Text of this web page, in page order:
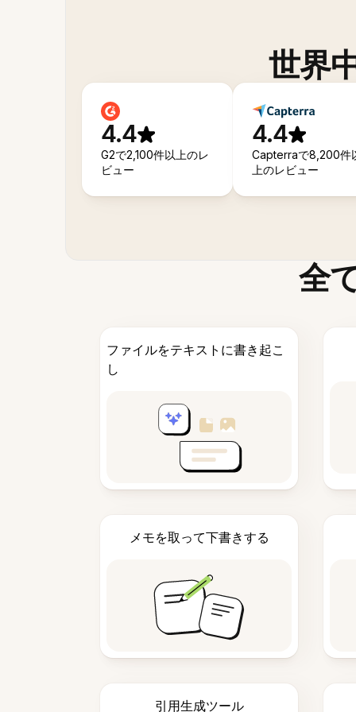
世界
4.4
G2で2,100件以上のレ
ビュー
4.4
Capterraで8,200件
上のレビュー
全
ファイルをテキストに書き起こ
し
メモを取って下書きする
引用生成ツール